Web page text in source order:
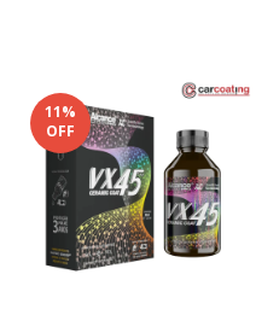
11%
OFF